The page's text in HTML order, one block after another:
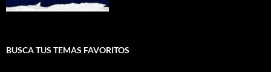
BUSCA TUS TEMAS FAVORITOS